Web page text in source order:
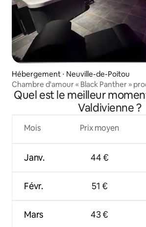
Hébergement ⋅ Neuville-de-Poitou
Chambre d'amour « Black Panther »
Quel est le meilleur
Valdivienne ?
Mois
Janv.
Févr.
Mars
Prix moyen
44 €
51 €
43 €